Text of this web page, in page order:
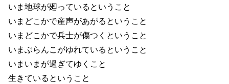
いま地球が廻っているということ
いまどこかで産声があがるということ
いまどこかで兵士が傷つくということ
いまぶらんこがゆれているということ
いまいまが過ぎてゆくこと
生きているということ